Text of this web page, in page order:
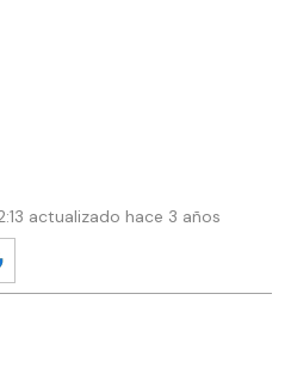
actualizado hace 3 años